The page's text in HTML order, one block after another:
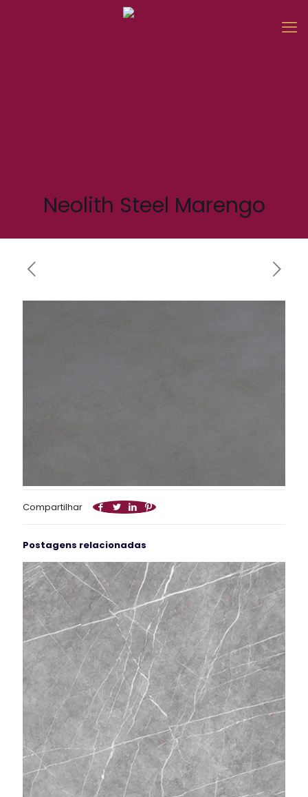
Neolith Steel Marengo
Compartilhar
Postagens relacionadas